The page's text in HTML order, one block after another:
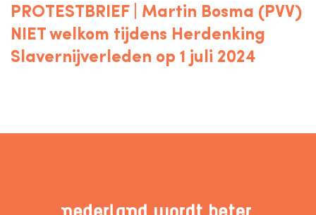
PROTESTBRIEF | Martin Bosma (PVV)
NIET welkom tijdens Herdenking
Slavernijverleden op 1 juli 2024